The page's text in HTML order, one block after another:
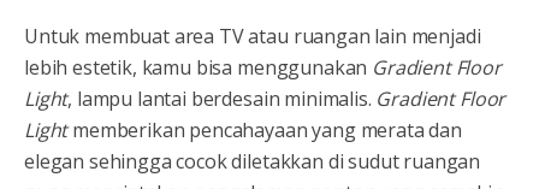
Untuk membuat area TV atau ruangan lain menjadi
lebih estetik, kamu bisa menggunakan Gradient Floor
Light, lampu lantai berdesain minimalis. Gradient Floor
Lightmemberikan pencahayaan yang merata dan
elegan sehingga cocok diletakkan di sudut ruangan